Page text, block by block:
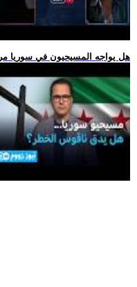
.. هل يواجه المسيحيون في سوريا